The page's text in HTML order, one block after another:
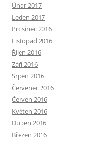
Únor 2017
Leden 2017
Prosinec 2016
Listopad 2016
Říjen 2016
Září 2016
Srpen 2016
Červenec 2016
Červen 2016
Květen 2016
Duben 2016
Březen 2016